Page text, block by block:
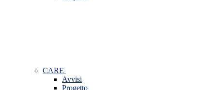
CARE
Avvisi
Progetto